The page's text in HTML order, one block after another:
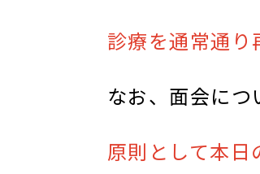
診療を通常通り
なお、面会につ
原則として本日